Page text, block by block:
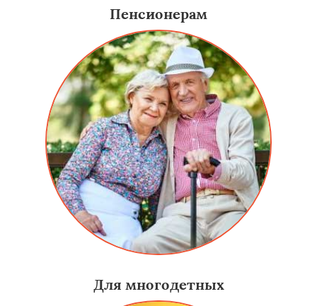
Пенсионерам
Для многодетных